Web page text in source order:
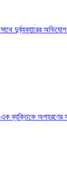
দুর্ব্যবহারের
ব্যক্তিকে অপহরণের